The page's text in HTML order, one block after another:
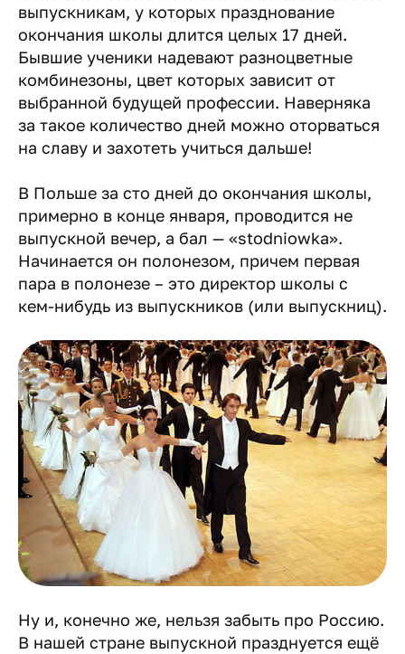
выпускникам, у которых празднование
окончания школы длится целых 17 дней.
Бывшие ученики надевают разноцветные
комбинезоны, цвет которых зависит от
выбранной будущей профессии. Наверняка
за такое количество дней можно оторваться
на славу и захотеть учиться дальше!
В Польше за сто дней до окончания школы,
примерно в конце января, проводится не
выпускной вечер, а бал — «stodniowka».
Начинается он полонезом, причем первая
пара в полонезе – это директор школы с
кем-нибудь из выпускников (или выпускниц).
Ну и, конечно же, нельзя забыть про Россию.
В нашей стране выпускной празднуется ещё